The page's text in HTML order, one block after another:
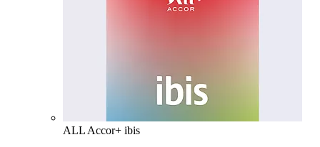
ALL Accor+ ibis